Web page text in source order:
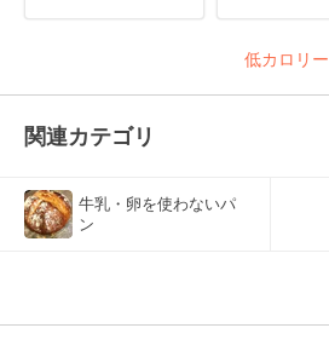
低カロリ
関連カテゴリ
牛乳・卵を使わないパ
ン